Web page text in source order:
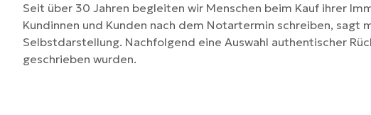
Seit über 30 Jahren begleiten wir Menschen beim Kauf ihrer
Kundinnen und Kunden nach dem Notartermin schreiben, sagt
Selbstdarstellung. Nachfolgend eine Auswahl authentischer
geschrieben wurden.